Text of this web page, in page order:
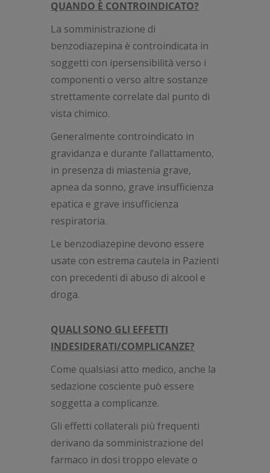
QUANDO È CONTROINDICATO?
La somministrazione di
benzodiazepina è controindicata in
soggetti con ipersensibilità verso i
componenti o verso altre sostanze
strettamente correlate dal punto di
vista chimico.
Generalmente controindicato in
gravidanza e durante l’allattamento,
in presenza di miastenia grave,
apnea da sonno, grave insufficienza
epatica e grave insufficienza
respiratoria.
Le benzodiazepine devono essere
usate con estrema cautela in Pazienti
con precedenti di abuso di alcool e
droga.
QUALI SONO GLI EFFETTI
INDESIDERATI/COMPLICANZE?
Come qualsiasi atto medico, anche la
sedazione cosciente può essere
soggetta a complicanze.
Gli effetti collaterali più frequenti
derivano da somministrazione del
farmaco in dosi troppo elevate o